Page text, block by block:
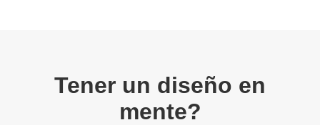
Tener un diseño en
mente?